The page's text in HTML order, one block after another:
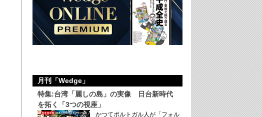
月刊「Wedge」
特集:台湾「麗しの島」の実像 日台新時代
を拓く「3つの視座」
かつてポルトガル人が「フォル